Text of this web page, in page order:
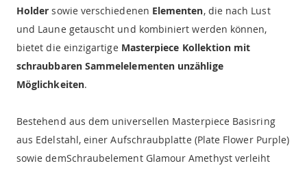
Holder sowie verschiedenen Elementen, die nach Lust
und Laune getauscht und kombiniert werden können,
bietet die einzigartige Masterpiece Kollektion mit
schraubbaren Sammelelementen unzählige
Möglichkeiten.
Bestehend aus dem universellen Masterpiece Basisring
aus Edelstahl, einer Aufschraubplatte (Plate Flower Purple)
sowie demSchraubelement Glamour Amethyst verleiht